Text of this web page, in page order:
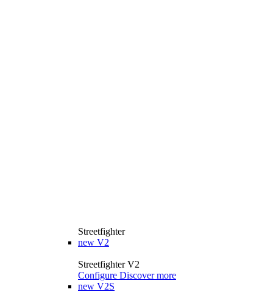
Streetfighter
new V2
Streetfighter V2
Configure Discover more
new V2S